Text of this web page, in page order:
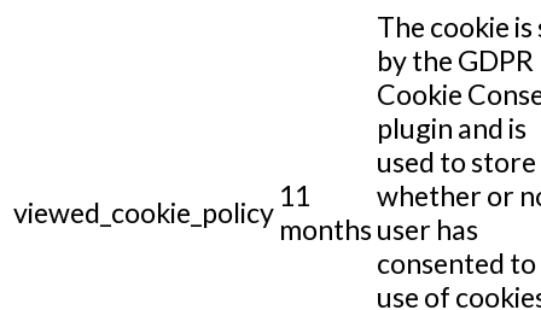
viewed_cookie_policy 11
months
The cookie is
by the GDPR
Cookie
plugin and is
used to store
whether or
user has
consented
use of